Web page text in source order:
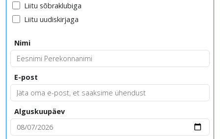
Liitu sõbraklubiga
Liitu uudiskirjaga
Nimi
E-post
Alguskuupäev